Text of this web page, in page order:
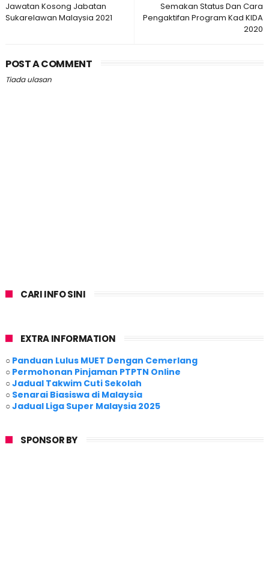
Semakan Status Dan Cara
Pengaktifan Program Kad KIDA
2020
Jawatan Kosong Jabatan
Sukarelawan Malaysia 2021
POST A COMMENT
Tiada ulasan
CARI INFO SINI
EXTRA INFORMATION
○ Panduan Lulus MUET Dengan Cemerlang
○ Permohonan Pinjaman PTPTN Online
○Jadual Takwim Cuti Sekolah
○ Senarai Biasiswa di Malaysia
○Jadual Liga Super Malaysia 2025
SPONSOR BY